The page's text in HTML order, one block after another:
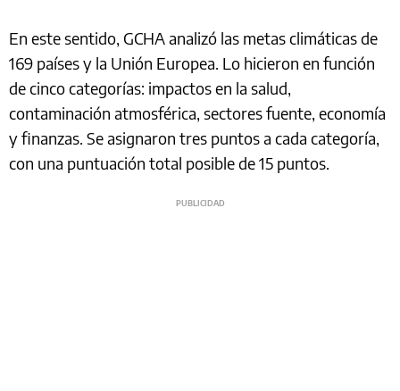
En este sentido, GCHA analizó las metas climáticas de
169 países y la Unión Europea. Lo hicieron en función
de cinco categorías: impactos en la salud,
contaminación atmosférica, sectores fuente, economía
y finanzas. Se asignaron tres puntos a cada categoría,
con una puntuación total posible de 15 puntos.